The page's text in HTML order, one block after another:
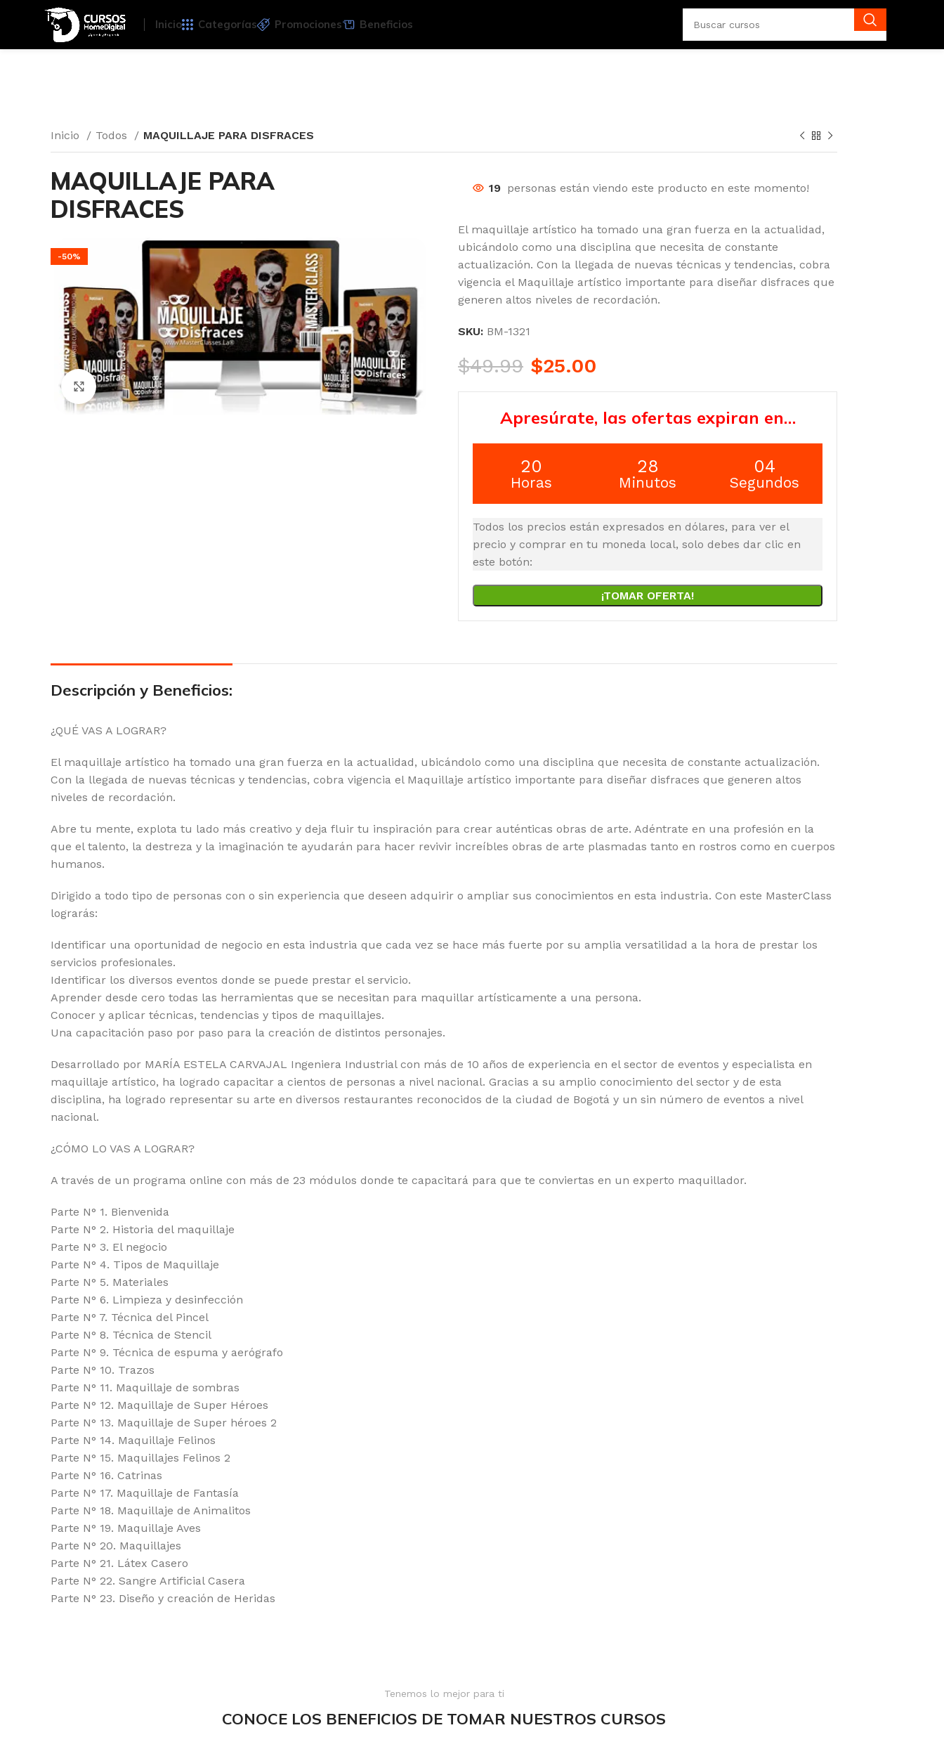
Inicio Categorías Promociones Beneficios
Inicio Todos MAQUILLAJE PARA DISFRACES
MAQUILLAJE PARA
DISFRACES
-50%
Click para agrandar
19 personas están viendo este producto en este momento!
El maquillaje artístico ha tomado una gran fuerza en la actualidad,
ubicándolo como una disciplina que necesita de constante
actualización. Con la llegada de nuevas técnicas y tendencias, cobra
vigencia el Maquillaje artístico importante para diseñar disfraces que
generen altos niveles de recordación.
SKU: BM-1321
$49.99 $25.00
Apresúrate, las ofertas expiran en…
20
Horas
28
Minutos
03
Segundos
Todos los precios están expresados en dólares, para ver el
precio y comprar en tu moneda local, solo debes dar clic en
este botón:
¡TOMAR OFERTA!
Descripción y Beneficios:
¿QUÉ VAS A LOGRAR?
El maquillaje artístico ha tomado una gran fuerza en la actualidad, ubicándolo como una disciplina que necesita de constante actualización.
Con la llegada de nuevas técnicas y tendencias, cobra vigencia el Maquillaje artístico importante para diseñar disfraces que generen altos
niveles de recordación.
Abre tu mente, explota tu lado más creativo y deja fluir tu inspiración para crear auténticas obras de arte. Adéntrate en una profesión en la
que el talento, la destreza y la imaginación te ayudarán para hacer revivir increíbles obras de arte plasmadas tanto en rostros como en cuerpos
humanos.
Dirigido a todo tipo de personas con o sin experiencia que deseen adquirir o ampliar sus conocimientos en esta industria. Con este MasterClass
lograrás:
Identificar una oportunidad de negocio en esta industria que cada vez se hace más fuerte por su amplia versatilidad a la hora de prestar los
servicios profesionales.
Identificar los diversos eventos donde se puede prestar el servicio.
Aprender desde cero todas las herramientas que se necesitan para maquillar artísticamente a una persona.
Conocer y aplicar técnicas, tendencias y tipos de maquillajes.
Una capacitación paso por paso para la creación de distintos personajes.
Desarrollado por MARÍA ESTELA CARVAJAL Ingeniera Industrial con más de 10 años de experiencia en el sector de eventos y especialista en
maquillaje artístico, ha logrado capacitar a cientos de personas a nivel nacional. Gracias a su amplio conocimiento del sector y de esta
disciplina, ha logrado representar su arte en diversos restaurantes reconocidos de la ciudad de Bogotá y un sin número de eventos a nivel
nacional.
¿CÓMO LO VAS A LOGRAR?
A través de un programa online con más de 23 módulos donde te capacitará para que te conviertas en un experto maquillador.
Parte N° 1. Bienvenida
Parte N° 2. Historia del maquillaje
Parte N° 3. El negocio
Parte N° 4. Tipos de Maquillaje
Parte N° 5. Materiales
Parte N° 6. Limpieza y desinfección
Parte N° 7. Técnica del Pincel
Parte N° 8. Técnica de Stencil
Parte N° 9. Técnica de espuma y aerógrafo
Parte N° 10. Trazos
Parte N° 11. Maquillaje de sombras
Parte N° 12. Maquillaje de Super Héroes
Parte N° 13. Maquillaje de Super héroes 2
Parte N° 14. Maquillaje Felinos
Parte N° 15. Maquillajes Felinos 2
Parte N° 16. Catrinas
Parte N° 17. Maquillaje de Fantasía
Parte N° 18. Maquillaje de Animalitos
Parte N° 19. Maquillaje Aves
Parte N° 20. Maquillajes
Parte N° 21. Látex Casero
Parte N° 22. Sangre Artificial Casera
Parte N° 23. Diseño y creación de Heridas
Tenemos lo mejor para ti
CONOCE LOS BENEFICIOS DE TOMAR NUESTROS CURSOS